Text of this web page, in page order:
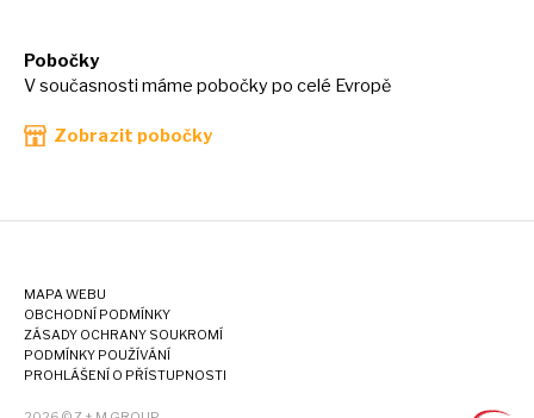
Pobočky
V současnosti máme pobočky po celé Evropě
Zobrazit pobočky
MAPA WEBU
OBCHODNÍ PODMÍNKY
ZÁSADY OCHRANY SOUKROMÍ
PODMÍNKY POUŽÍVÁNÍ
PROHLÁŠENÍ O PŘÍSTUPNOSTI